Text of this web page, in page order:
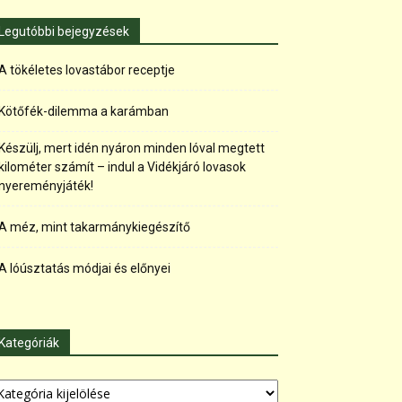
bejegyzések
tökéletes lovastábor receptje
dilemma a karámban
mert idén nyáron minden lóval megtett
számít – indul a Vidékjáró lovasok
méz, mint takarmánykiegészítő
lóúsztatás módjai és előnyei